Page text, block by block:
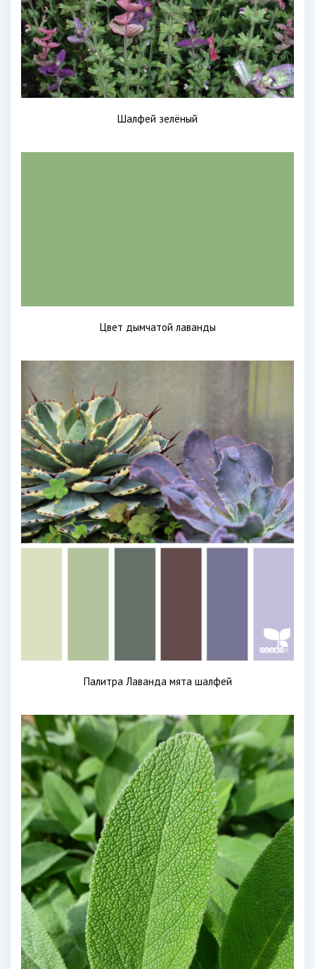
Шалфей зелёный
Цвет дымчатой лаванды
Палитра Лаванда мята шалфей